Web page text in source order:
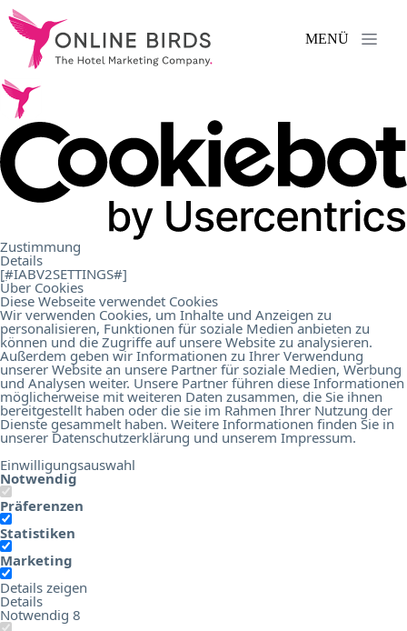
Zustimmung
Details
[#IABV2SETTINGS#]
Über Cookies
Diese Webseite verwendet Cookies
Wir verwenden Cookies, um Inhalte und Anzeigen zu
personalisieren, Funktionen für soziale Medien anbieten zu
können und die Zugriffe auf unsere Website zu analysieren.
Außerdem geben wir Informationen zu Ihrer Verwendung
unserer Website an unsere Partner für soziale Medien, Werbung
und Analysen weiter. Unsere Partner führen diese Informationen
möglicherweise mit weiteren Daten zusammen, die Sie ihnen
bereitgestellt haben oder die sie im Rahmen Ihrer Nutzung der
Dienste gesammelt haben. Weitere Informationen finden Sie in
unserer Datenschutzerklärung und unserem Impressum.
Einwilligungsauswahl
Notwendig
Präferenzen
Statistiken
Marketing
Details zeigen
Details
Notwendig 8
Leistungen
Referenzen .
uns.
Karriere.
Kontakt.
MENÜ